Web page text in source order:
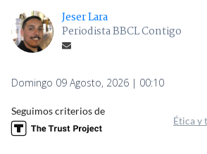
Jeser Lara
Periodista BBCL Contigo
Domingo 09 Agosto, 2026 | 00:10
Seguimos criterios de
Ética y